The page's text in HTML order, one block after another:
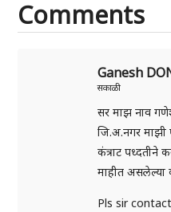
Comments
Ganesh
सकाळी
सर माझ नाव
जि.अ.नगर
कंत्राट पध्दतीने
माहीत असलेल्या
Pls sir